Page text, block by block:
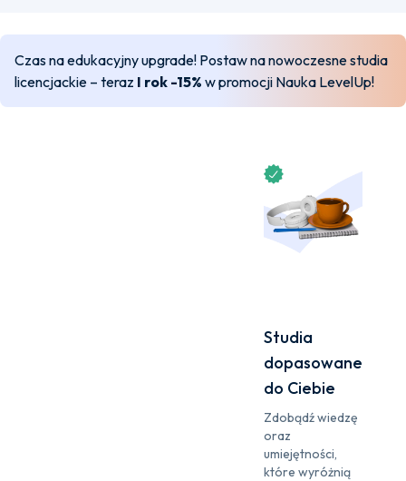
Czas na edukacyjny upgrade! Postaw na nowoczesne studia
licencjackie – teraz I rok -15% w promocji Nauka LevelUp!
Studia
dopasowane
do Ciebie
Zdobądź wiedzę
oraz
umiejętności,
które wyróżnią